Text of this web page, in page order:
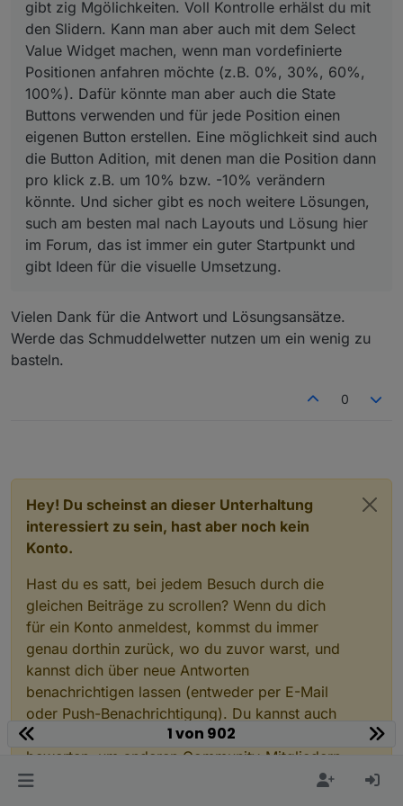
oder es passiert nichts. Auch der Refresh
Button hilft leider nicht.
?
gibt zig Mgölichkeiten. Voll Kontrolle erhälst du mit
den Slidern. Kann man aber auch mit dem Select
Value Widget machen, wenn man vordefinierte
Positionen anfahren möchte (z.B. 0%, 30%, 60%,
100%). Dafür könnte man aber auch die State
Buttons verwenden und für jede Position einen
eigenen Button erstellen. Eine möglichkeit sind auch
die Button Adition, mit denen man die Position dann
pro klick z.B. um 10% bzw. -10% verändern
könnte. Und sicher gibt es noch weitere Lösungen,
such am besten mal nach Layouts und Lösung hier
im Forum, das ist immer ein guter Startpunkt und
gibt Ideen für die visuelle Umsetzung.
Vielen Dank für die Antwort und Lösungsansätze.
Werde das Schmuddelwetter nutzen um ein wenig zu
basteln.
0
Hey! Du scheinst an dieser Unterhaltung
interessiert zu sein, hast aber noch kein
Konto.
Hast du es satt, bei jedem Besuch durch die
gleichen Beiträge zu scrollen? Wenn du dich
für ein Konto anmeldest, kommst du immer
genau dorthin zurück, wo du zuvor warst, und
kannst dich über neue Antworten
benachrichtigen lassen (entweder per E-Mail
oder Push-Benachrichtigung). Du kannst auch
Lesezeichen speichern und Beiträge positiv
bewerten, um anderen Community-Mitgliedern
deine Wertschätzung zu zeigen.
1 von 902